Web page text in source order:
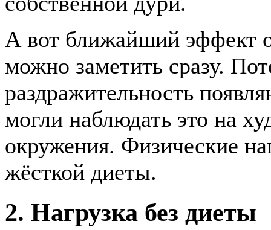
А вот ближайший эффект
можно заметить сразу.
раздражительность
могли наблюдать это на
окружения. Физические
жёсткой диеты.
2. Нагрузка без диеты